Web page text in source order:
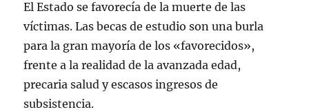
El Estado se favorecía de la muerte de las
víctimas. Las becas de estudio son una burla
para la gran mayoría de los «favorecidos»,
frente a la realidad de la avanzada edad,
precaria salud y escasos ingresos de
subsistencia.